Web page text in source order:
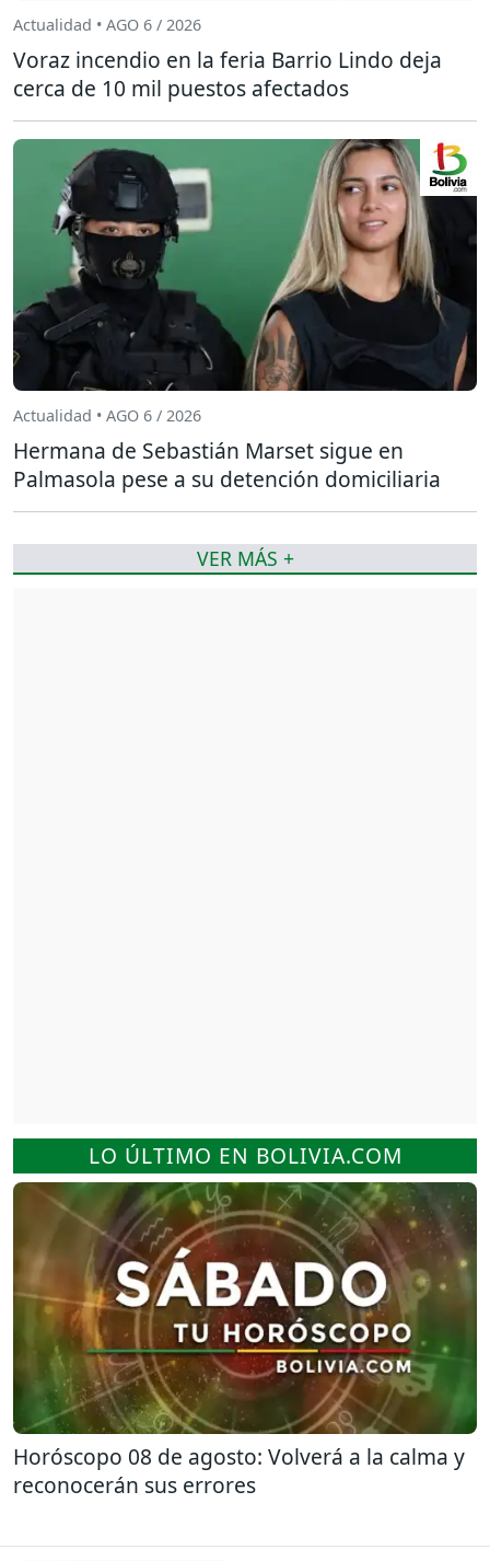
LO ÚLTIMO EN BOLIVIA.COM
Horóscopo 08 de agosto: Volverá a la calma y
reconocerán sus errores
Actualidad • AGO 6 / 2026
Voraz incendio en la feria Barrio Lindo deja
cerca de 10 mil puestos afectados
Actualidad • AGO 6 / 2026
Hermana de Sebastián Marset sigue en
Palmasola pese a su detención domiciliaria
VER MÁS +